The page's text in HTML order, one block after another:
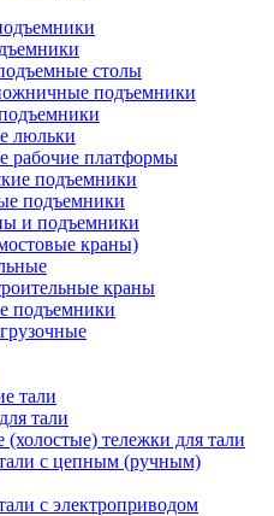
столы
подъемники
люльки
рабочие платформы
подъемники
подъемники
и подъемники
краны)
краны
подъемники
тали
тали
тележки для тали
с цепным (ручным)
с электроприводом